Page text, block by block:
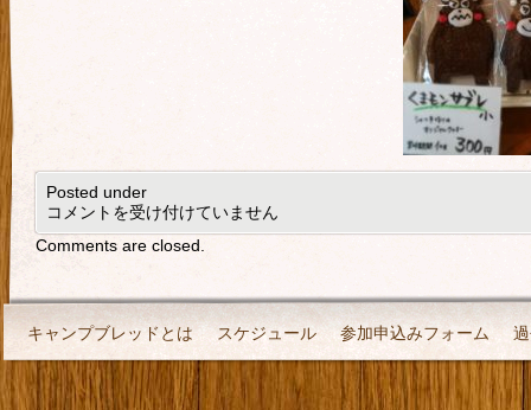
Posted under
コメントを受け付けていません
Comments are closed.
キャンプブレッドとは スケジュール 参加申込みフォーム